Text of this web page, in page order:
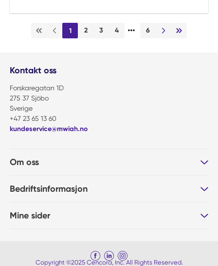
Første sideForrige side
1 2 3 4 … 6
Neste sideSiste side
Kontakt oss
Forskaregatan 1D
275 37 Sjöbo
Sverige
+47 23 65 13 60
kundeservice@mwiah.no
Om oss
Bedriftsinformasjon
Mine sider
Copyright ©2025 Cencora, Inc. All Rights Reserved.